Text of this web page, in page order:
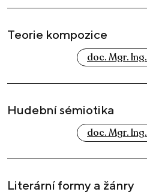
Teorie kompozice
doc. Mgr.
Hudební sémiotika
doc. Mgr.
Literární formy a žánry